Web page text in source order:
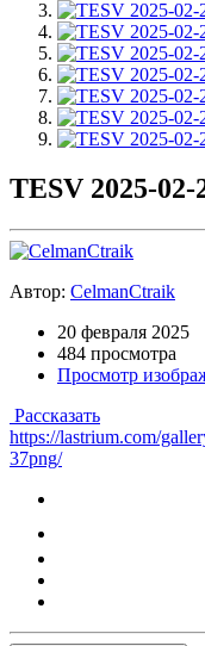
TESV 2025-02-
Автор: CelmanCtraik
20 февраля 2025
484 просмотра
Просмотр
Рассказать
https://lastrium.com/
37png/